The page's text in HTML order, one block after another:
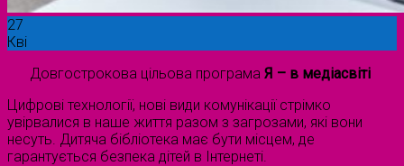
27
Кві
Довгострокова цільова програма Я – в медіасвіті
Цифрові технології, нові види комунікації стрімко
увірвалися в наше життя разом з загрозами, які вони
несуть. Дитяча бібліотека має бути місцем, де
гарантується безпека дітей в Інтернеті.